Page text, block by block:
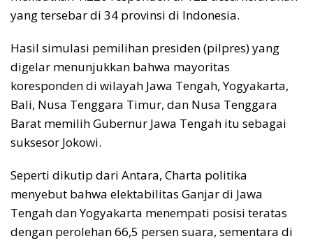
yang tersebar di 34 provinsi di Indonesia.
Hasil simulasi pemilihan presiden (pilpres) yang
digelar menunjukkan bahwa mayoritas
koresponden di wilayah Jawa Tengah, Yogyakarta,
Bali, Nusa Tenggara Timur, dan Nusa Tenggara
Barat memilih Gubernur Jawa Tengah itu sebagai
suksesor Jokowi.
Seperti dikutip dari Antara, Charta politika
menyebut bahwa elektabilitas Ganjar di Jawa
Tengah dan Yogyakarta menempati posisi teratas
dengan perolehan 66,5 persen suara, sementara di